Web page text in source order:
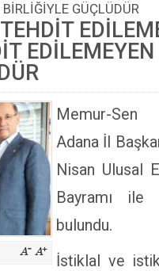
ANNELER TARİH
erişemeyecekler
2019 YILI PAMUK
Enis Akyürek
Derneği Başkanı Cennet Çelik
GÜÇLÜDÜR
Memur-Sen
Adana İl
Nisan Ulusal
Bayramı ile
bulundu.
İstiklal ve